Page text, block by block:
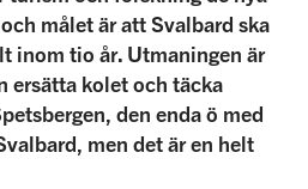
målet är att Svalbard ska
inom tio år. Utmaningen är
ersätta kolet och täcka
den enda ö med
men det är en helt